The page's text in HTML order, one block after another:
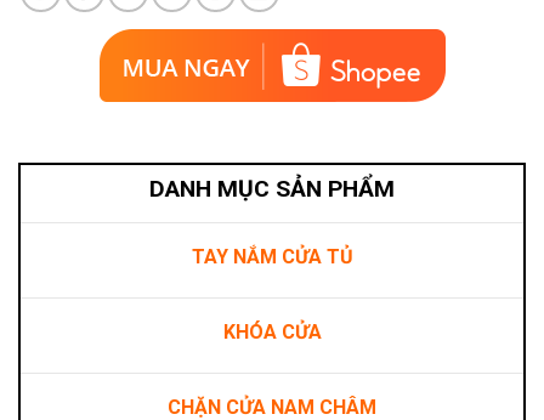
DANH MỤC SẢN PHẨM
TAY NẮM CỬA TỦ
KHÓA CỬA
CHẶN CỬA NAM CHÂM